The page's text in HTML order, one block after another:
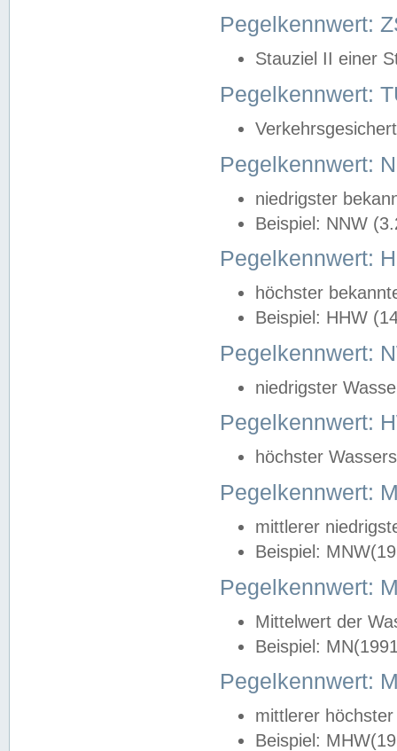
Pegelkennwert:
Stauziel II einer
Pegelkennwert:
Pegelkennwert:
niedrigster
Beispiel: NNW
Pegelkennwert:
höchster
Beispiel: HHW
Pegelkennwert:
niedrigster
Pegelkennwert:
höchster
Pegelkennwert:
mittlerer
Beispiel:
Pegelkennwert:
Mittelwert der
Beispiel:
Pegelkennwert:
mittlerer
Beispiel: